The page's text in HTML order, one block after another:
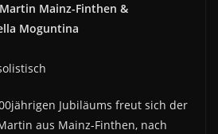
Mainz-Finthen &
Moguntina
Jubiläums freut sich der
aus Mainz-Finthen, nach